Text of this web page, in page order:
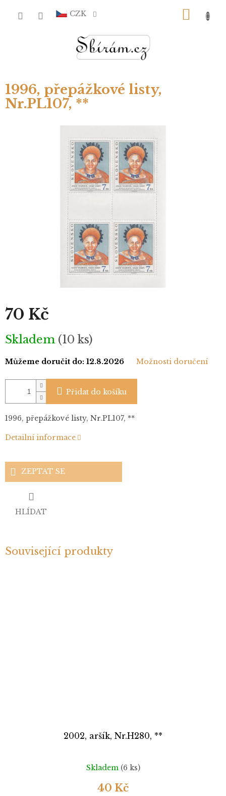
CZK
1996, přepážkové listy,
Nr.PL107, **
70 Kč
Měrná
cena:
Skladem (10 ks)
Můžeme doručit do: 12.8.2026 Možnosti doručení
Přidat do košíku
1996, přepážkové listy, Nr.PL107, **
Detailní informace
ZEPTAT SE
HLÍDAT
Související produkty
2002, aršík, Nr.H280, **
Skladem (6 ks)
40 Kč